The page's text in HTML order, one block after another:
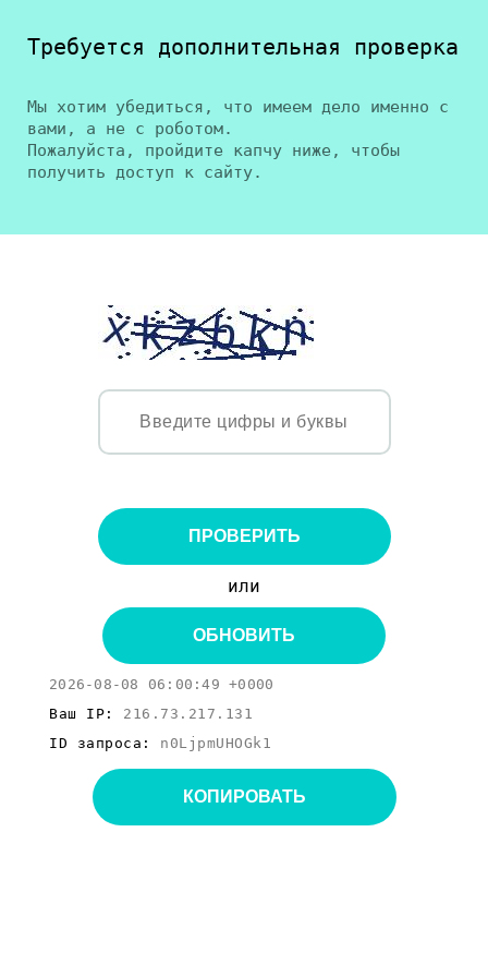
Требуется дополнительная проверка
Мы хотим убедиться, что имеем дело именно с
вами, а не с роботом.
Пожалуйста, пройдите капчу ниже, чтобы
получить доступ к сайту.
ПРОВЕРИТЬ
или
ОБНОВИТЬ
2026-08-08 06:00:49 +0000
Ваш IP: 216.73.217.131
ID запроса: n0LjpmUHOGk1
КОПИРОВАТЬ